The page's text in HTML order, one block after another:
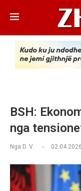
BSH:
nga
Nga D. V.